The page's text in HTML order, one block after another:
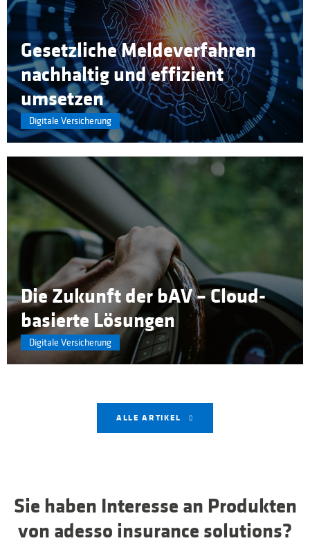
Gesetzliche Meldeverfahren
nachhaltig und effizient
umsetzen
Digitale Versicherung
Die Zukunft der bAV – Cloud-
basierte Lösungen
Digitale Versicherung
ALLE ARTIKEL
Sie haben Interesse an Produkten
von adesso insurance solutions?